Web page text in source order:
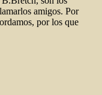
amigos. Por
por los que